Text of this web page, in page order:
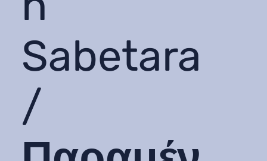
Sabetara
/